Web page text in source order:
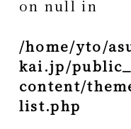
on null in
/home/yto/
kai.jp/
content/
list.php